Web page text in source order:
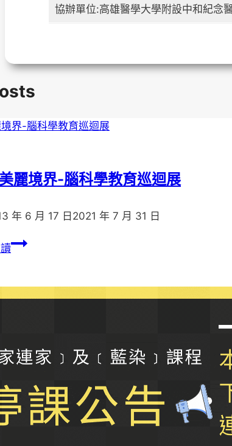
協辦單位:高雄醫學大學附設中和紀念
麗境界-腦科學教育巡迴展
年 6 月 17 日 2021 年 7 月 31 日
腦
科
教
育